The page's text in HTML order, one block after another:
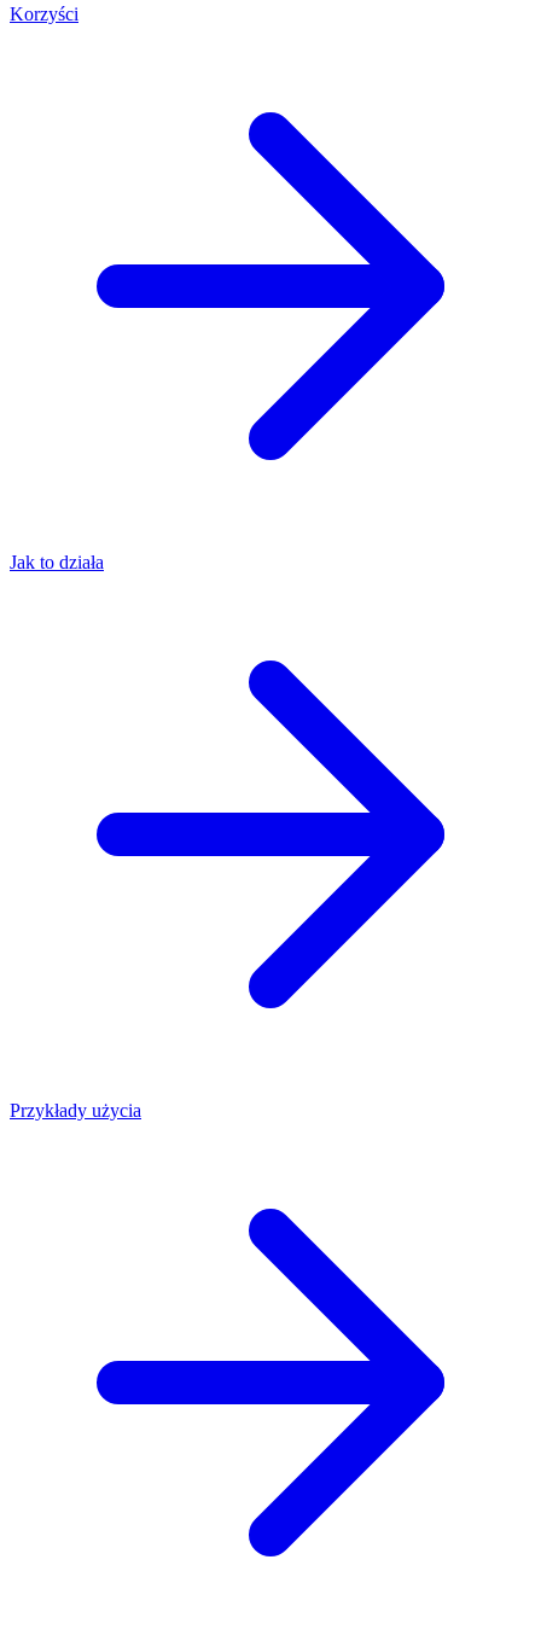
Korzyści
Jak to działa
Przykłady użycia